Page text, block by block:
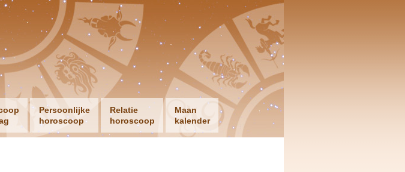
Persoonlijke
horoscoop
Relatie
horoscoop
Maan
kalender